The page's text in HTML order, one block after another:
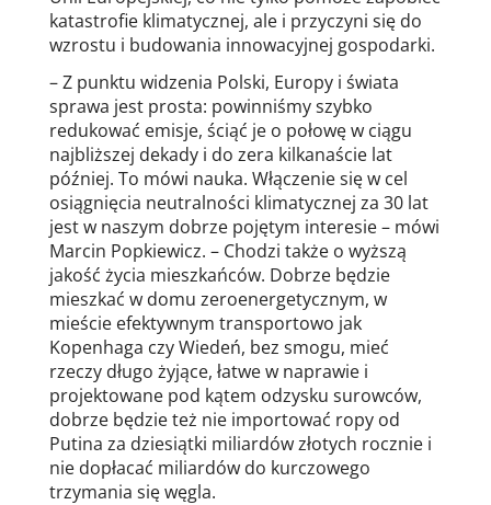
katastrofie klimatycznej, ale i przyczyni się do
wzrostu i budowania innowacyjnej gospodarki.
– Z punktu widzenia Polski, Europy i świata
sprawa jest prosta: powinniśmy szybko
redukować emisje, ściąć je o połowę w ciągu
najbliższej dekady i do zera kilkanaście lat
później. To mówi nauka. Włączenie się w cel
osiągnięcia neutralności klimatycznej za 30 lat
jest w naszym dobrze pojętym interesie – mówi
Marcin Popkiewicz. – Chodzi także o wyższą
jakość życia mieszkańców. Dobrze będzie
mieszkać w domu zeroenergetycznym, w
mieście efektywnym transportowo jak
Kopenhaga czy Wiedeń, bez smogu, mieć
rzeczy długo żyjące, łatwe w naprawie i
projektowane pod kątem odzysku surowców,
dobrze będzie też nie importować ropy od
Putina za dziesiątki miliardów złotych rocznie i
nie dopłacać miliardów do kurczowego
trzymania się węgla.